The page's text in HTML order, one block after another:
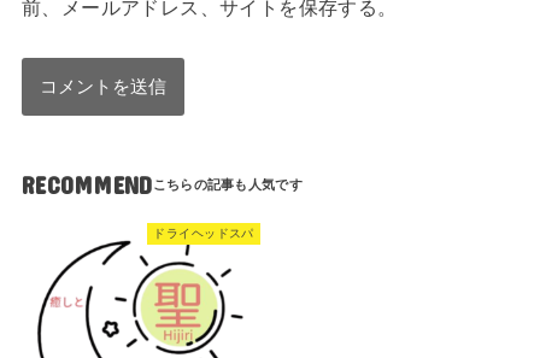
前、メールアドレス、サイトを保存する。
RECOMMEND
ドライヘッドスパ